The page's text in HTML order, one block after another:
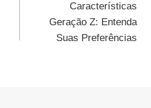
Características
Geração Z: Entenda
Suas Preferências